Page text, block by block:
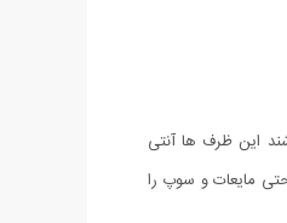
این ظرف ها آنتی
مایعات و سوپ را